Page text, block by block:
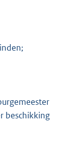
beschikking